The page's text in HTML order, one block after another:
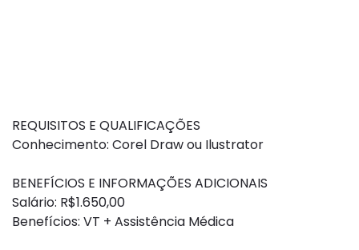
REQUISITOS E QUALIFICAÇÕES
Conhecimento: Corel Draw ou Ilustrator
BENEFÍCIOS E INFORMAÇÕES ADICIONAIS
Salário: R$1.650,00
Benefícios: VT + Assistência Médica